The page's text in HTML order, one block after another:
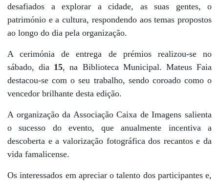
desafiados a explorar a cidade, as suas gentes, o
património e a cultura, respondendo aos temas propostos
ao longo do dia pela organização.
A cerimónia de entrega de prémios realizou-se no
sábado, dia 15, na Biblioteca Municipal. Mateus Faia
destacou-se com o seu trabalho, sendo coroado como o
vencedor brilhante desta edição.
A organização da Associação Caixa de Imagens salienta
o sucesso do evento, que anualmente incentiva a
descoberta e a valorização fotográfica dos recantos e da
vida famalicense.
Os interessados em apreciar o talento dos participantes e,